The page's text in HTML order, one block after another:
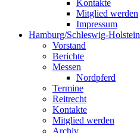
Kontakte
Mitglied werden
Impressum
Hamburg/Schleswig-Holstein
Vorstand
Berichte
Messen
Nordpferd
Termine
Reitrecht
Kontakte
Mitglied werden
Archiv